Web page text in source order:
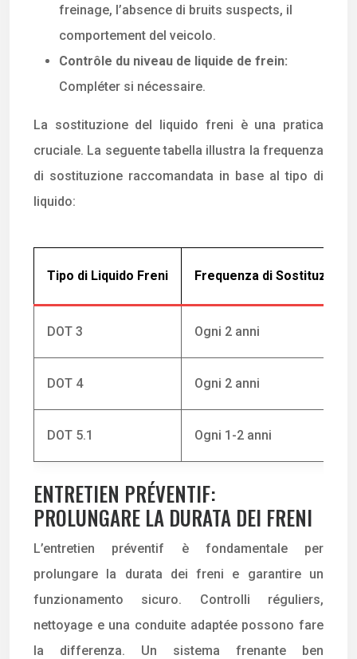
freinage, l’absence di bruits suspects, il
comportement del veicolo.
Contrôle du niveau de liquide de frein:
Compléter si nécessaire.
La sostituzione del liquido freni è una pratica
cruciale. La seguente tabella illustra la frequenza
di sostituzione raccomandata in base al tipo di
liquido:
Tipo di Liquido Freni Frequenza di Sostituzione
DOT 3 Ogni 2 anni
DOT 4 Ogni 2 anni
DOT 5.1 Ogni 1-2 anni
ENTRETIEN PRÉVENTIF:
PROLUNGARE LA DURATA DEI FRENI
L’entretien préventif è fondamentale per
prolungare la durata dei freni e garantire un
funzionamento sicuro. Controlli réguliers,
nettoyage e una conduite adaptée possono fare
la differenza. Un sistema frenante ben